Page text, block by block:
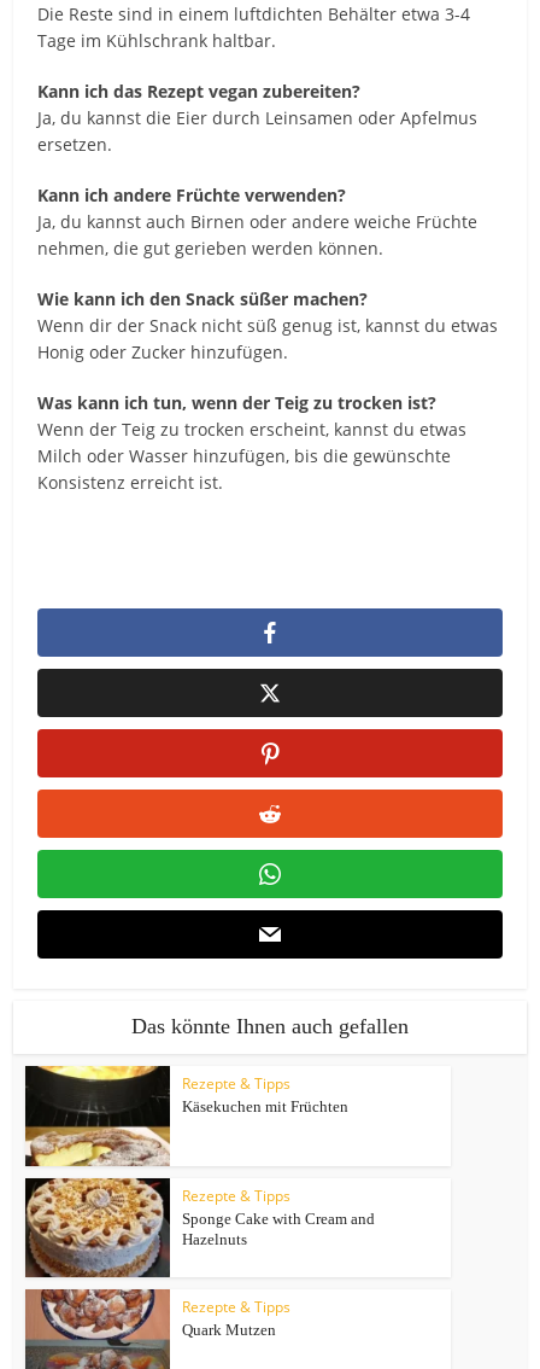
Die Reste sind in einem luftdichten Behälter etwa 3-4
Tage im Kühlschrank haltbar.
Kann ich das Rezept vegan zubereiten?
Ja, du kannst die Eier durch Leinsamen oder Apfelmus
ersetzen.
Kann ich andere Früchte verwenden?
Ja, du kannst auch Birnen oder andere weiche Früchte
nehmen, die gut gerieben werden können.
Wie kann ich den Snack süßer machen?
Wenn dir der Snack nicht süß genug ist, kannst du etwas
Honig oder Zucker hinzufügen.
Was kann ich tun, wenn der Teig zu trocken ist?
Wenn der Teig zu trocken erscheint, kannst du etwas
Milch oder Wasser hinzufügen, bis die gewünschte
Konsistenz erreicht ist.
Das könnte Ihnen auch gefallen
Rezepte & Tipps
Käsekuchen mit Früchten
Rezepte & Tipps
Sponge Cake with Cream and
Hazelnuts
Rezepte & Tipps
Quark Mutzen